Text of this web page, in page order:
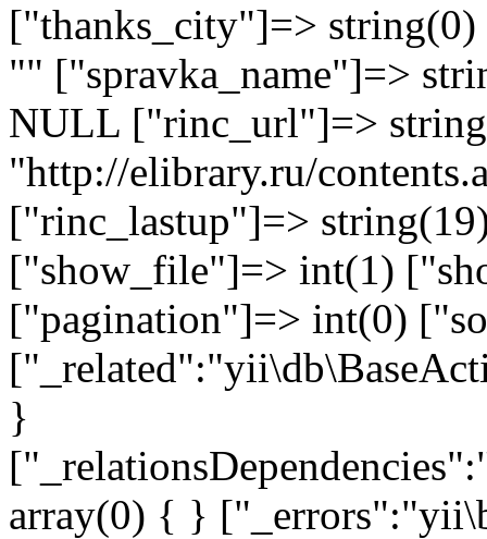
["thanks_city"]=>
"" ["spravka_name"]=>
NULL ["rinc_url"]=>
"http://elibrary.ru/
["rinc_lastup"]=>
["show_file"]=> int(1)
["pagination"]=> int(0)
}
array(0) { }